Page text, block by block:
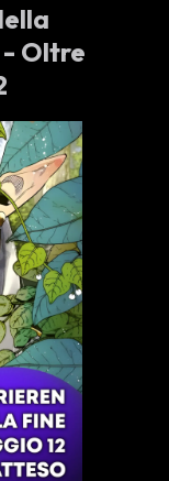
Oltre